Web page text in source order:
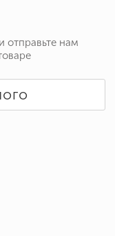
отправьте нам
Корпус